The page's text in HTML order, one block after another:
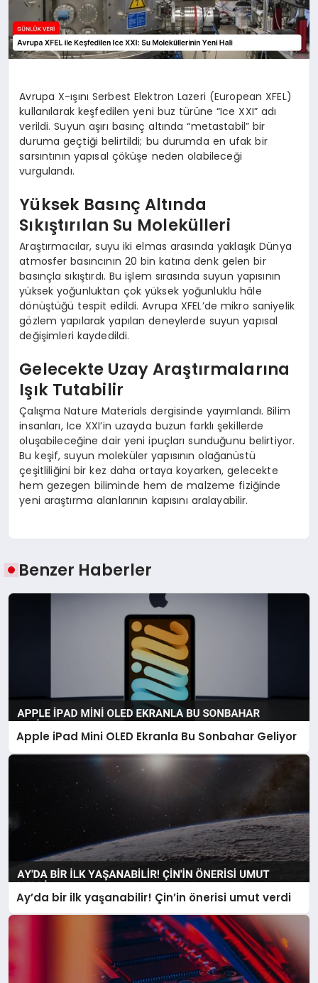
Avrupa X-ışını Serbest Elektron Lazeri (European XFEL)
kullanılarak keşfedilen yeni buz türüne “Ice XXI” adı
verildi. Suyun aşırı basınç altında “metastabil” bir
duruma geçtiği belirtildi; bu durumda en ufak bir
sarsıntının yapısal çöküşe neden olabileceği
vurgulandı.
Yüksek Basınç Altında
Sıkıştırılan Su Molekülleri
Araştırmacılar, suyu iki elmas arasında yaklaşık Dünya
atmosfer basıncının 20 bin katına denk gelen bir
basınçla sıkıştırdı. Bu işlem sırasında suyun yapısının
yüksek yoğunluktan çok yüksek yoğunluklu hâle
dönüştüğü tespit edildi. Avrupa XFEL’de mikro saniyelik
gözlem yapılarak yapılan deneylerde suyun yapısal
değişimleri kaydedildi.
Gelecekte Uzay Araştırmalarına
Işık Tutabilir
Çalışma Nature Materials dergisinde yayımlandı. Bilim
insanları, Ice XXI’in uzayda buzun farklı şekillerde
oluşabileceğine dair yeni ipuçları sunduğunu belirtiyor.
Bu keşif, suyun moleküler yapısının olağanüstü
çeşitliliğini bir kez daha ortaya koyarken, gelecekte
hem gezegen biliminde hem de malzeme fiziğinde
yeni araştırma alanlarının kapısını aralayabilir.
Benzer Haberler
Apple iPad Mini OLED Ekranla Bu Sonbahar Geliyor
Ay’da bir ilk yaşanabilir! Çin’in önerisi umut verdi